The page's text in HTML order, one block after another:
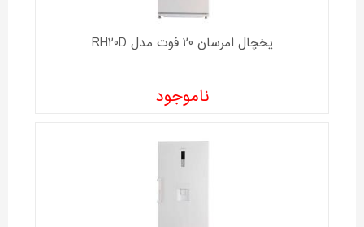
یخچال امرسان 20 فوت مدل RH20D
ناموجود